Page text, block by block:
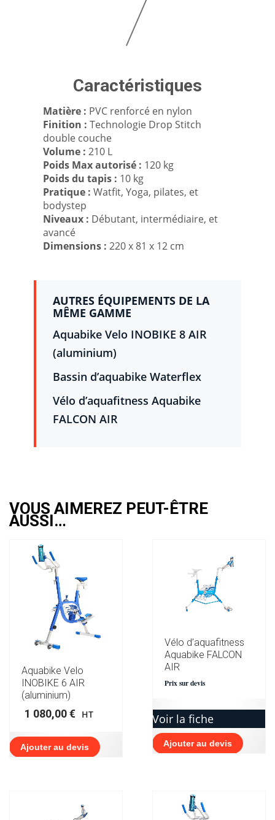
Caractéristiques
Matière : PVC renforcé en nylon
Finition : Technologie Drop Stitch
double couche
Volume : 210 L
Poids Max autorisé : 120 kg
Poids du tapis : 10 kg
Pratique : Watfit, Yoga, pilates, et
bodystep
Niveaux : Débutant, intermédiaire, et
avancé
Dimensions : 220 x 81 x 12 cm
AUTRES ÉQUIPEMENTS DE LA
MÊME GAMME
Aquabike Velo INOBIKE 8 AIR
(aluminium)
Bassin d’aquabike Waterflex
Vélo d’aquafitness Aquabike
FALCON AIR
VOUS AIMEREZ PEUT-ÊTRE
AUSSI…
Aquabike Velo
INOBIKE 6 AIR
(aluminium)
1 080,00€ HT
Ajouter au devis
Vélo d’aquafitness
Aquabike FALCON
AIR
Prix sur devis
Voir la fiche
Ajouter au devis